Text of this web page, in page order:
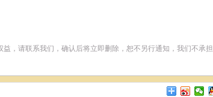
，请联系我们，确认后将立即删除，恕不另行通知，我们不承担